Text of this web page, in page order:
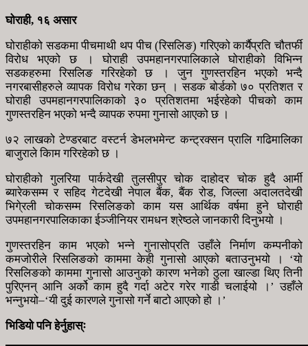
घोराही, १६ असार
घोराहीको सडकमा पीचमाथी थप पीच (रिसलिङ) गरिएको कार्यैप्रति चौतर्फी
विरोध भएको छ । घोराही उपमहानगरपालिकाले घोराहीको विभिन्न
सडकहरुमा रिसलिङ गरिरहेको छ । जुन गुणस्तरहिन भएको भन्दै
नगरबासीहरुले व्यापक विरोध गरेका छन् । सडक बोर्डको ७० प्रतिशत र
घोराही उपमहानगरपालिकाको ३० प्रतिशतमा भईरहेको पीचको काम
गुणस्तरहिन भएको भन्दै व्यापक रुपमा गुनासो आएको छ ।
७२ लाखको टेण्डरबाट वस्टर्न डेभलभमेन्ट कन्ट्रक्सन प्रालि गढिमालिका
बाजुराले किाम गरिरहेको छ ।
घोराहीको गुलरिया पार्कदेखी तुलसीपुर चोक दाहोदर चोक हुदै आर्मी
ब्यारेकसम्म र सहिद गेटदेखी नेपाल बैंक, बैंक रोड, जिल्ला अदालतदेखी
भिगे्रली चोकसम्म रिसलिङको काम यस आर्थिक वर्षमा हुने घोराही
उपमहानगरपालिकाका ईञ्जीनियर रामधन श्रेष्ठले जानकारी दिनुभयो ।
गुणस्तरहिन काम भएको भन्ने गुनासोप्रति उहाँले निर्माण कम्पनीको
कमजोरीले रिसलिङको काममा केही गुनासो आएको बताउनुभयो । ‘यो
रिसलिङको काममा गुनासो आउनुको कारण भनेको ठुला खाल्डा थिए तिनी
पुरिएनन् आनि अर्को काम हुदै गर्दा अटेर गरेर गाडी चलाईयो ।’ उहाँले
भन्नुभयो–‘यी दुई कारणले गुनासो गर्ने बाटो आएको हो ।’
भिडियो पनि हेर्नुहास्ः